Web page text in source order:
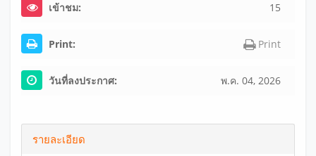
เข้าชม: 15
Print: Print
วันที่ลงประกาศ: พ.ค. 04, 2026
รายละเอียด